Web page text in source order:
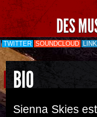
DES
TWITTER SOUNDCLOUD
BIO
Sienna Skies